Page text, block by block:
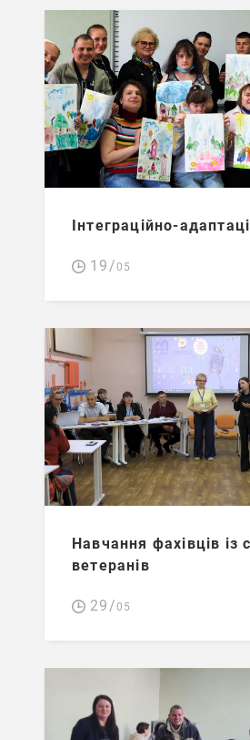
Інтеграційно-
19/05
Навчання фахівців із
ветеранів
29/05